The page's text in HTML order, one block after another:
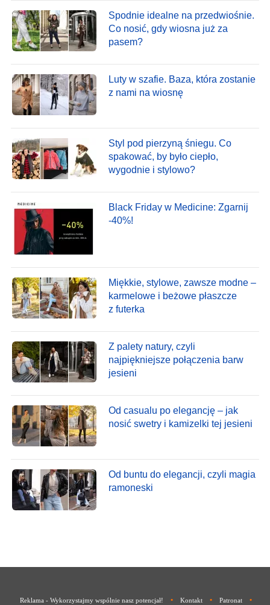
Spodnie idealne na przedwiośnie.
Co nosić, gdy wiosna już za
pasem?
Luty w szafie. Baza, która zostanie
z nami na wiosnę
Styl pod pierzyną śniegu. Co
spakować, by było ciepło,
wygodnie i stylowo?
Black Friday w Medicine: Zgarnij
-40%!
Miękkie, stylowe, zawsze modne –
karmelowe i beżowe płaszcze
z futerka
Z palety natury, czyli
najpiękniejsze połączenia barw
jesieni
Od casualu po elegancję – jak
nosić swetry i kamizelki tej jesieni
Od buntu do elegancji, czyli magia
ramoneski
Reklama - Wykorzystajmy wspólnie nasz potencjał! • Kontakt • Patronat •